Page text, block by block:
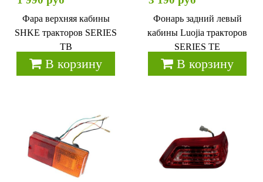
Фара верхняя кабины
SHKE тракторов SERIES
TB
В корзину
Фонарь задний левый
кабины Luojia тракторов
SERIES TE
В корзину